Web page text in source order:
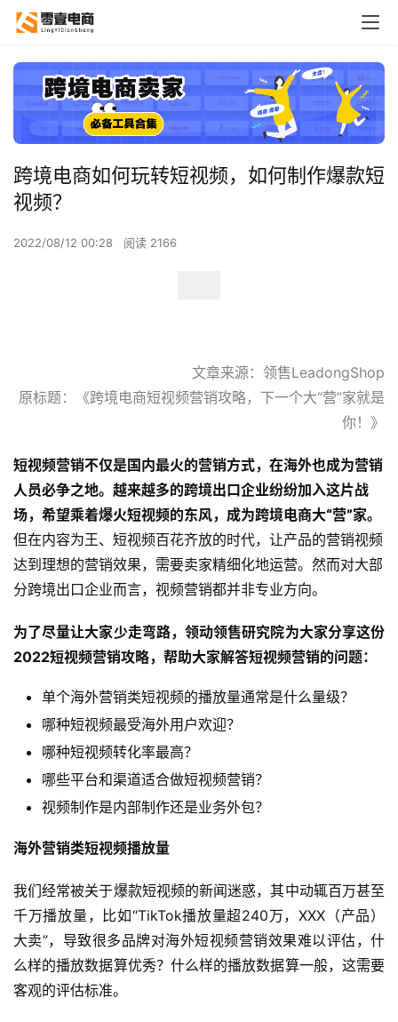
跨境电商如何玩转短视频，如何制作爆款短
视频？
2022/08/12 00:28 阅读 2166
文章来源：领售LeadongShop
原标题：《跨境电商短视频营销攻略，下一个大“营”家就是
你！》
短视频营销不仅是国内最火的营销方式，在海外也成为营销
人员必争之地。越来越多的跨境出口企业纷纷加入这片战
场，希望乘着爆火短视频的东风，成为跨境电商大“营”家。
但在内容为王、短视频百花齐放的时代，让产品的营销视频
达到理想的营销效果，需要卖家精细化地运营。然而对大部
分跨境出口企业而言，视频营销都并非专业方向。
为了尽量让大家少走弯路，领动领售研究院为大家分享这份
2022短视频营销攻略，帮助大家解答短视频营销的问题：
单个海外营销类短视频的播放量通常是什么量级？
哪种短视频最受海外用户欢迎？
哪种短视频转化率最高？
哪些平台和渠道适合做短视频营销？
视频制作是内部制作还是业务外包？
海外营销类短视频播放量
我们经常被关于爆款短视频的新闻迷惑，其中动辄百万甚至
千万播放量，比如“TikTok播放量超240万，XXX（产品）
大卖”，导致很多品牌对海外短视频营销效果难以评估，什
么样的播放数据算优秀？什么样的播放数据算一般，这需要
客观的评估标准。